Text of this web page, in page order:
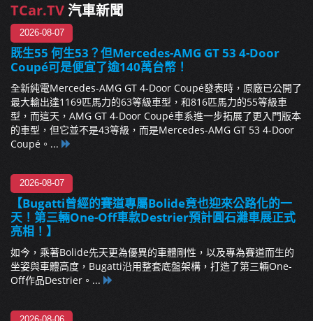
TCar.TV汽車新聞
2026-08-07
既生55 何生53？但Mercedes-AMG GT 53 4-Door
Coupé可是便宜了逾140萬台幣！
全新純電Mercedes-AMG GT 4-Door Coupé發表時，原廠已公開了
最大輸出達1169匹馬力的63等級車型，和816匹馬力的55等級車
型，而這天，AMG GT 4-Door Coupé車系進一步拓展了更入門版本
的車型，但它並不是43等級，而是Mercedes-AMG GT 53 4-Door
Coupé。...
2026-08-07
【Bugatti曾經的賽道專屬Bolide竟也迎來公路化的一
天！第三輛One-Off車款Destrier預計圓石灘車展正式
亮相！】
如今，乘著Bolide先天更為優異的車體剛性，以及專為賽道而生的
坐姿與車體高度，Bugatti沿用整套底盤架構，打造了第三輛One-
Off作品Destrier。...